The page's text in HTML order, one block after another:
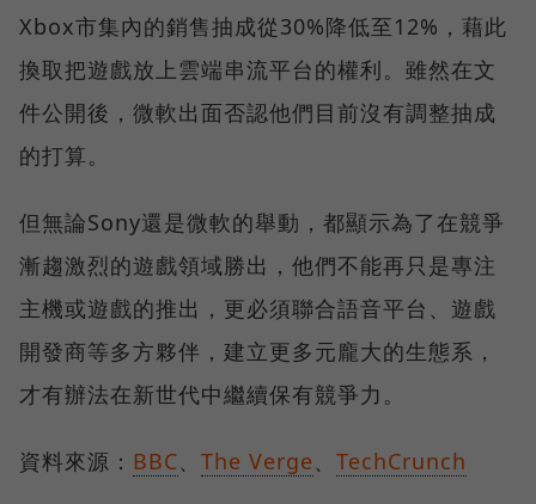
Xbox市集內的銷售抽成從30%降低至12%，藉此
換取把遊戲放上雲端串流平台的權利。雖然在文
件公開後，微軟出面否認他們目前沒有調整抽成
的打算。
但無論Sony還是微軟的舉動，都顯示為了在競爭
漸趨激烈的遊戲領域勝出，他們不能再只是專注
主機或遊戲的推出，更必須聯合語音平台、遊戲
開發商等多方夥伴，建立更多元龐大的生態系，
才有辦法在新世代中繼續保有競爭力。
資料來源： BBC、 The Verge、 TechCrunch